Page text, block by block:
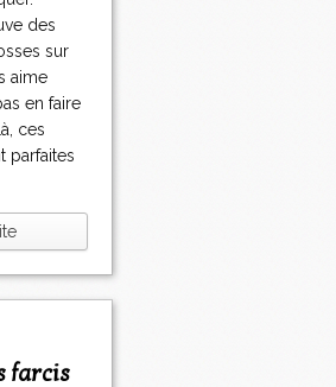
des
sur
aime
en faire
ces
parfaites